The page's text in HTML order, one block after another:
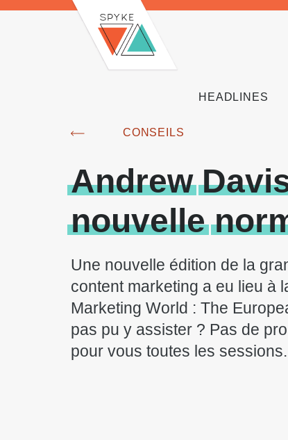
HEADLINES
CONSEILS
Andrew
nouvelle
Une nouvelle édition de la
content marketing a eu lieu à
Marketing World : The
pas pu y assister ? Pas de
pour vous toutes les